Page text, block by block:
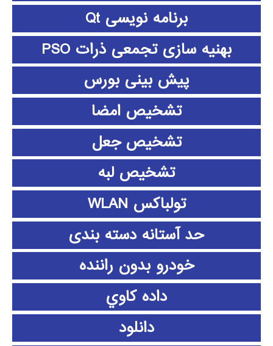
برنامه نویسی Qt
بهنیه سازی تجمعی ذرات PSO
پیش بینی بورس
تشخیص امضا
تشخیص جعل
تشخیص لبه
تولباکس WLAN
حد آستانه دسته بندی
خودرو بدون راننده
داده كاوي
دانلود